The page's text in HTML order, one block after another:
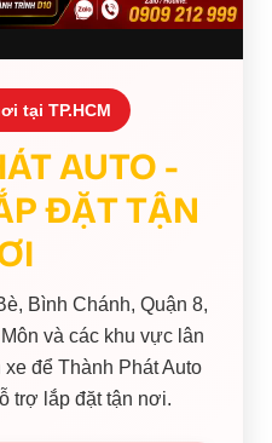
tại TP.HCM
AUTO -
ĐẶT TẬN
Bình Chánh, Quận 8,
và các khu vực lân
để Thành Phát Auto
trợ lắp đặt tận nơi.